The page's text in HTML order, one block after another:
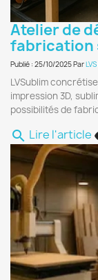
Atelier de
fabrication
Publié : 25/10/2025 ParLVS
LVSublim
impression 3D,
possibilités de
search Lire l'article